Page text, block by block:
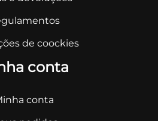
de coockies
conta
conta